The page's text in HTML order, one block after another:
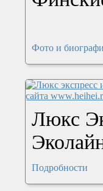
Фото и
Люкс
Подробности